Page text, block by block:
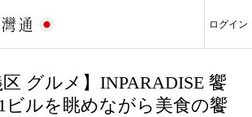
ログイン
区 グルメ】INPARADISE 饗
ビルを眺めながら美食の饗